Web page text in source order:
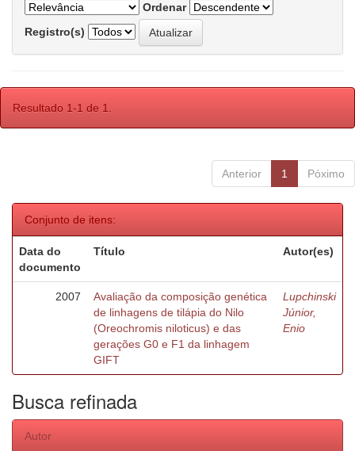
Ordenar
Registro(s)
Resultado 1-1 de 1.
Anterior 1 Póximo
Conjunto de itens:
Data do
documento
Título Autor(es)
2007
Avaliação da composição genética
de linhagens de tilápia do Nilo
(Oreochromis niloticus) e das
gerações G0 e F1 da linhagem
GIFT
Lupchinski
Júnior,
Enio
Busca refinada
Autor